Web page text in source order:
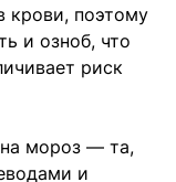
крови, поэтому
и озноб, что
риск
мороз — та,
и